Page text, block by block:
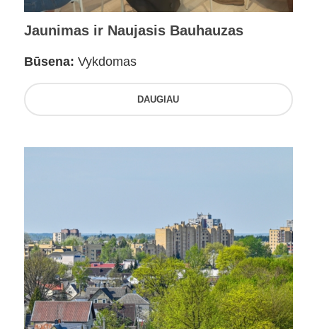
Jaunimas ir Naujasis Bauhauzas
Būsena: Vykdomas
DAUGIAU